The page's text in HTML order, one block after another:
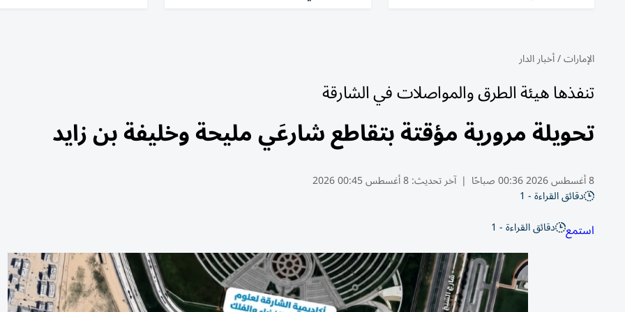
الإمارات/أخبار الدار
تنفذها هيئة الطرق والمواصلات في الشارقة
تحويلة مرورية مؤقتة بتقاطع شارعَي مليحة وخليفة بن زايد
8 أغسطس 2026 00:36 صباحًا | آخر تحديث:8 أغسطس 00:45 2026
دقائق القراءة - 1
استمع دقائق القراءة - 1